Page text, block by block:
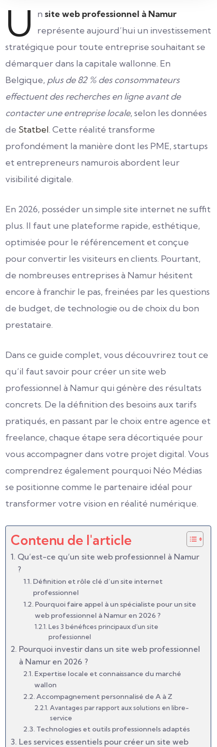
U n site web professionnel à Namur
représente aujourd’hui un investissement
stratégique pour toute entreprise souhaitant se
démarquer dans la capitale wallonne. En
Belgique, plus de 82 % des consommateurs
effectuent des recherches en ligne avant de
contacter une entreprise locale, selon les données
de Statbel. Cette réalité transforme
profondément la manière dont les PME, startups
et entrepreneurs namurois abordent leur
visibilité digitale.
En 2026, posséder un simple site internet ne suffit
plus. Il faut une plateforme rapide, esthétique,
optimisée pour le référencement et conçue
pour convertir les visiteurs en clients. Pourtant,
de nombreuses entreprises à Namur hésitent
encore à franchir le pas, freinées par les questions
de budget, de technologie ou de choix du bon
prestataire.
Dans ce guide complet, vous découvrirez tout ce
qu’il faut savoir pour créer un site web
professionnel à Namur qui génère des résultats
concrets. De la définition des besoins aux tarifs
pratiqués, en passant par le choix entre agence et
freelance, chaque étape sera décortiquée pour
vous accompagner dans votre projet digital. Vous
comprendrez également pourquoi Néo Médias
se positionne comme le partenaire idéal pour
transformer votre vision en réalité numérique.
Contenu de l'article
Qu’est-ce qu’un site web professionnel à Namur
?
Définition et rôle clé d’un site internet
professionnel
Pourquoi faire appel à un spécialiste pour un site
web professionnel à Namur en 2026 ?
Les 3 bénéfices principaux d’un site
professionnel
Pourquoi investir dans un site web professionnel
à Namur en 2026 ?
Expertise locale et connaissance du marché
wallon
Accompagnement personnalisé de A à Z
Avantages par rapport aux solutions en libre-
service
Technologies et outils professionnels adaptés
Les services essentiels pour créer un site web